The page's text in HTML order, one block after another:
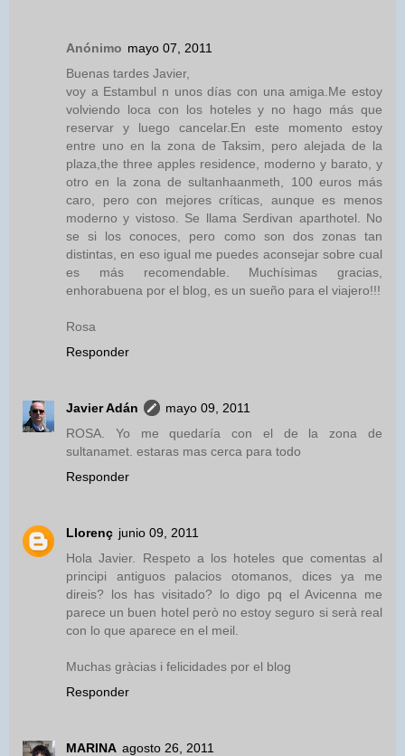
Anónimo mayo 07, 2011
Buenas tardes Javier,
voy a Estambul n unos días con una amiga.Me estoy
volviendo loca con los hoteles y no hago más que
reservar y luego cancelar.En este momento estoy
entre uno en la zona de Taksim, pero alejada de la
plaza,the three apples residence, moderno y barato, y
otro en la zona de sultanhaanmeth, 100 euros más
caro, pero con mejores críticas, aunque es menos
moderno y vistoso. Se llama Serdivan aparthotel. No
se si los conoces, pero como son dos zonas tan
distintas, en eso igual me puedes aconsejar sobre cual
es más recomendable. Muchísimas gracias,
enhorabuena por el blog, es un sueño para el viajero!!!
Rosa
Responder
Javier Adán
mayo 09, 2011
ROSA. Yo me quedaría con el de la zona de
sultanamet. estaras mas cerca para todo
Responder
Llorenç junio 09, 2011
Hola Javier. Respeto a los hoteles que comentas al
principi antiguos palacios otomanos, dices ya me
direis? los has visitado? lo digo pq el Avicenna me
parece un buen hotel però no estoy seguro si serà real
con lo que aparece en el meil.
Muchas gràcias i felicidades por el blog
Responder
MARINA agosto 26, 2011